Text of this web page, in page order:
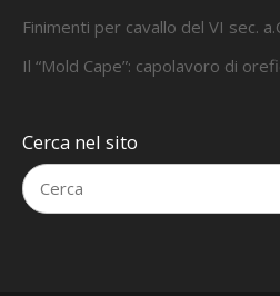
Finimenti per cavallo del VI sec.
Il “Mold Cape”: capolavoro di
Cerca nel sito